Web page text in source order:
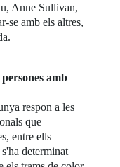
Anne Sullivan,
se amb els altres,
amb
respon a les
que
entre ells
determinat